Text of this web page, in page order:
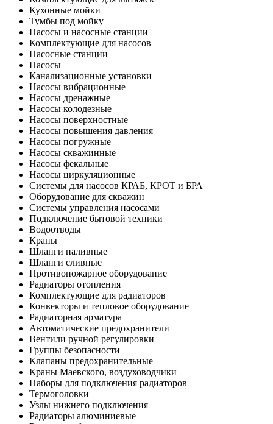
Кухонные мойки
Тумбы под мойку
Насосы и насосные станции
Комплектующие для насосов
Насосные станции
Насосы
Канализационные установки
Насосы вибрационные
Насосы дренажные
Насосы колодезные
Насосы поверхностные
Насосы повышения давления
Насосы погружные
Насосы скважинные
Насосы фекальные
Насосы циркуляционные
Системы для насосов КРАБ, КРОТ и БРА
Оборудование для скважин
Системы управления насосами
Подключение бытовой техники
Водоотводы
Краны
Шланги наливные
Шланги сливные
Противопожарное оборудование
Радиаторы отопления
Комплектующие для радиаторов
Конвекторы и тепловое оборудование
Радиаторная арматура
Автоматические предохранители
Вентили ручной регулировки
Группы безопасности
Клапаны предохранительные
Краны Маевского, воздуховодчики
Наборы для подключения радиаторов
Термоголовки
Узлы нижнего подключения
Радиаторы алюминиевые